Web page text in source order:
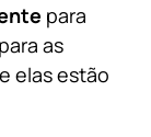
para
as
elas estão